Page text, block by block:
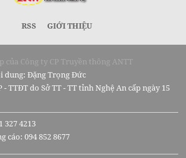
RSS GIỚI THIỆU
của Công ty CP Truyền thông ANTT
dung: Đặng Trọng Đức
- TTĐT do Sở TT - TT tỉnh Nghệ An cấp ngày 15
327 4213
cáo: 094 852 8677